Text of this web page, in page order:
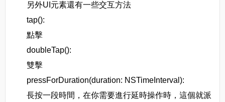
另外UI元素還有一些交互方法
tap():
點擊
doubleTap():
雙擊
pressForDuration(duration: NSTimeInterval):
長按一段時間，在你需要進行延時操作時，這個就派